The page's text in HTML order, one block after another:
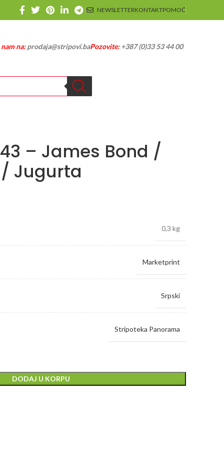
NEWSLETTERKONTAKTPOMOĆ
na:prodaja@stripovi.baPozovite:+387 (0)33 53 44 00
– James Bond /
/ Jugurta
0,3 kg
Marketprint
Srpski
Stripoteka Panorama
DODAJ U KORPU